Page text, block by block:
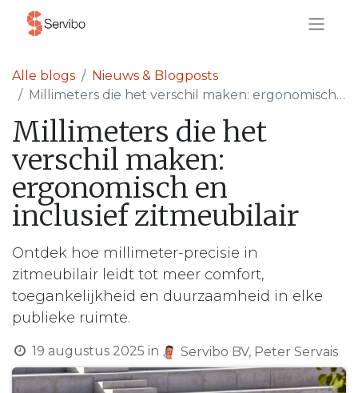
Alle blogs
Nieuws & Blogposts
Millimeters die het verschil maken: ergonomisch en inclusief zitmeubilair
Millimeters die het
verschil maken:
ergonomisch en
inclusief zitmeubilair
Ontdek hoe millimeter-precisie in
zitmeubilair leidt tot meer comfort,
toegankelijkheid en duurzaamheid in elke
publieke ruimte.
19 augustus 2025 in Servibo BV, Peter Servais